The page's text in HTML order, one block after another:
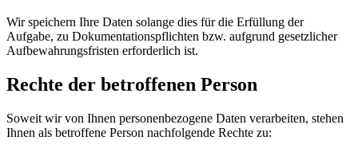
Wir speichern Ihre Daten solange dies für die Erfüllung der
Aufgabe, zu Dokumentationspflichten bzw. aufgrund gesetzlicher
Aufbewahrungsfristen erforderlich ist.
Rechte der betroffenen Person
Soweit wir von Ihnen personenbezogene Daten verarbeiten, stehen
Ihnen als betroffene Person nachfolgende Rechte zu: